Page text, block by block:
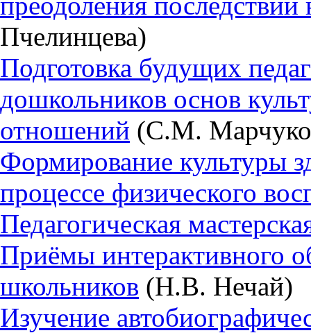
Пчелинцева)
Подготовка будущих
дошкольников основ
отношений (С.М.
Формирование культуры
процессе физического
Педагогическая
Приёмы интерактивного
школьников (Н.В. Нечай)
Изучение